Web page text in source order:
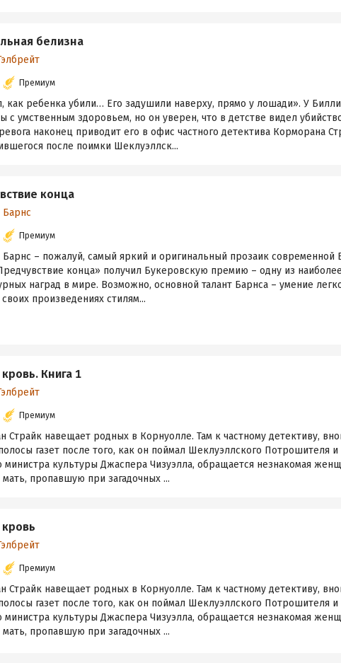
белизна
Премиум
как ребенка убили… Его задушили наверху, прямо у лошади». У
с умственным здоровьем, но он уверен, что в детстве видел
наконец приводит его в офис частного детектива Корморана
после поимки Шеклуэллск...
конца
Премиум
– пожалуй, самый яркий и оригинальный прозаик современной
конца» получил Букеровскую премию – одну из
наград в мире. Возможно, основной талант Барнса – умение
произведениях стилям...
Книга 1
Премиум
Страйк навещает родных в Корнуолле. Там к частному детективу,
газет после того, как он поймал Шеклуэллского Потрошителя
министра культуры Джаспера Чизуэлла, обращается незнакомая
мать, пропавшую при загадочных ...
Премиум
Страйк навещает родных в Корнуолле. Там к частному детективу,
газет после того, как он поймал Шеклуэллского Потрошителя
министра культуры Джаспера Чизуэлла, обращается незнакомая
мать, пропавшую при загадочных ...